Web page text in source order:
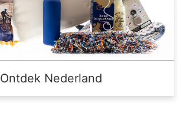
Ontdek Nederland